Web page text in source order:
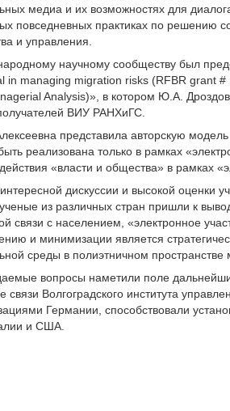
медиа и их возможностях для
повседневных практиках по решению
и управления.
научному сообществу был
in managing migration risks (RFBR grant
Analysis)», в котором Ю.А.
ВИУ РАНХиГС.
представила авторскую
реализована только в рамках
«власти и общества» в рамках
дискуссии и высокой оценки
из различных стран пришли к
связи с населением, «электронное
и минимизации является
среды в полиэтничном
вопросы наметили поле
связи Волгоградского института
Германии, способствовали
и США.